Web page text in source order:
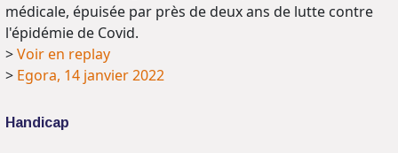
médicale, épuisée par près de deux ans de lutte contre
l'épidémie de Covid.
>Voir en replay
> Egora, 14 janvier 2022
Handicap